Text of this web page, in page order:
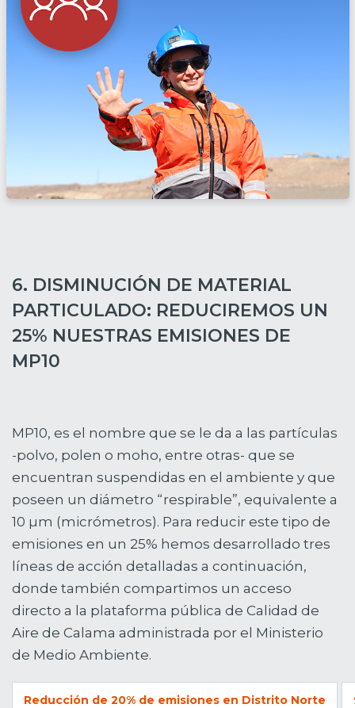
6. DISMINUCIÓN DE MATERIAL
PARTICULADO: REDUCIREMOS UN
25% NUESTRAS EMISIONES DE
MP10
MP10, es el nombre que se le da a las partículas
-polvo, polen o moho, entre otras- que se
encuentran suspendidas en el ambiente y que
poseen un diámetro “respirable”, equivalente a
10 µm (micrómetros). Para reducir este tipo de
emisiones en un 25% hemos desarrollado tres
líneas de acción detalladas a continuación,
donde también compartimos un acceso
directo a la plataforma pública de Calidad de
Aire de Calama administrada por el Ministerio
de Medio Ambiente.
Reducción de 20% de emisiones en Distrito Norte